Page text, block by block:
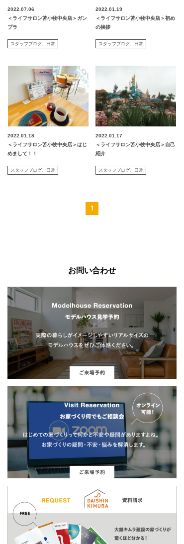
2022.07.06
＜ライフサロン苫小牧中央店＞ガン
プラ
スタッフブログ 日常
2022.01.19
＜ライフサロン苫小牧中央店＞初め
の挨拶
スタッフブログ 日常
2022.01.18
＜ライフサロン苫小牧中央店＞はじ
めまして！！
スタッフブログ 日常
2022.01.17
＜ライフサロン苫小牧中央店＞自己
紹介
スタッフブログ 日常
1
お問い合わせ